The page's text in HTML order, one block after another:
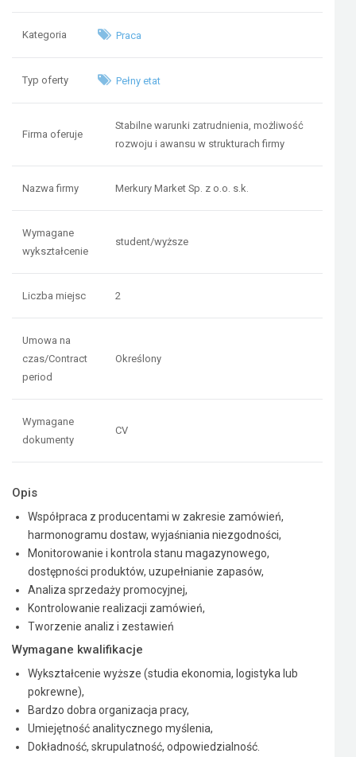
Kategoria Praca
Typ oferty Pełny etat
Firma oferuje
Stabilne warunki zatrudnienia, możliwość
rozwoju i awansu w strukturach firmy
Nazwa firmy Merkury Market Sp. z o.o. s.k.
Wymagane
wykształcenie
student/wyższe
Liczba miejsc 2
Umowa na
czas/Contract
period
Określony
Wymagane
dokumenty
CV
Opis
Współpraca z producentami w zakresie zamówień,
harmonogramu dostaw, wyjaśniania niezgodności,
Monitorowanie i kontrola stanu magazynowego,
dostępności produktów, uzupełnianie zapasów,
Analiza sprzedaży promocyjnej,
Kontrolowanie realizacji zamówień,
Tworzenie analiz i zestawień
Wymagane kwalifikacje
Wykształcenie wyższe (studia ekonomia, logistyka lub
pokrewne),
Bardzo dobra organizacja pracy,
Umiejętność analitycznego myślenia,
Dokładność, skrupulatność, odpowiedzialność.